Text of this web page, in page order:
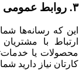
۳. روابط عمومی
این که رسانه‌ها
ارتباط با
محصولات یا
کارتان نیاز دارید